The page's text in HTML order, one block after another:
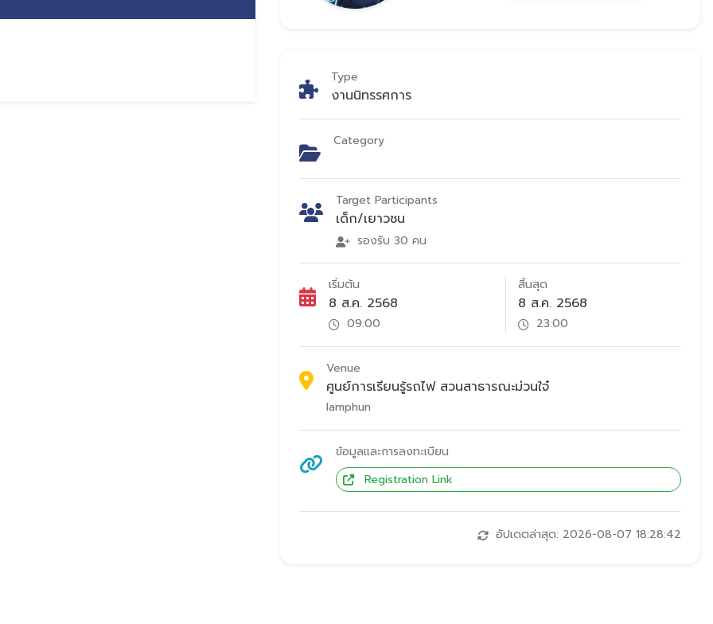
Type
งานนิทรรศการ
Category
Target Participants
เด็ก/เยาวชน
รองรับ 30 คน
เริ่มต้น
8 ส.ค. 2568
09:00
สิ้นสุด
8 ส.ค. 2568
23:00
Venue
ศูนย์การเรียนรู้รถไฟ สวนสาธารณะม่วนใจ๋
lamphun
ข้อมูลและการลงทะเบียน
Registration Link
อัปเดตล่าสุด: 2026-08-07 18:28:42